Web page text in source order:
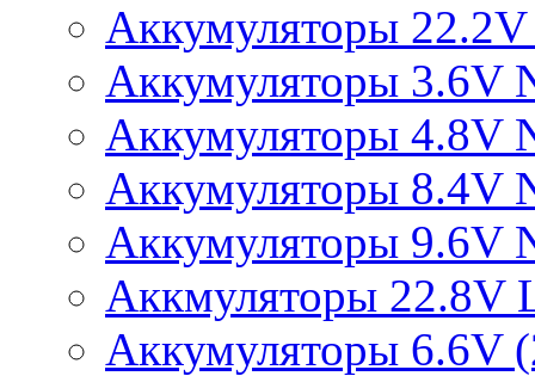
Аккумуляторы
Аккумуляторы 3.6V
Аккумуляторы 4.8V
Аккумуляторы 8.4V
Аккумуляторы 9.6V
Аккмуляторы 22.8V
Аккумуляторы 6.6V